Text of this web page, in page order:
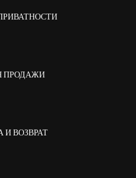
ПРОДАЖИ
И ВОЗВРАТ